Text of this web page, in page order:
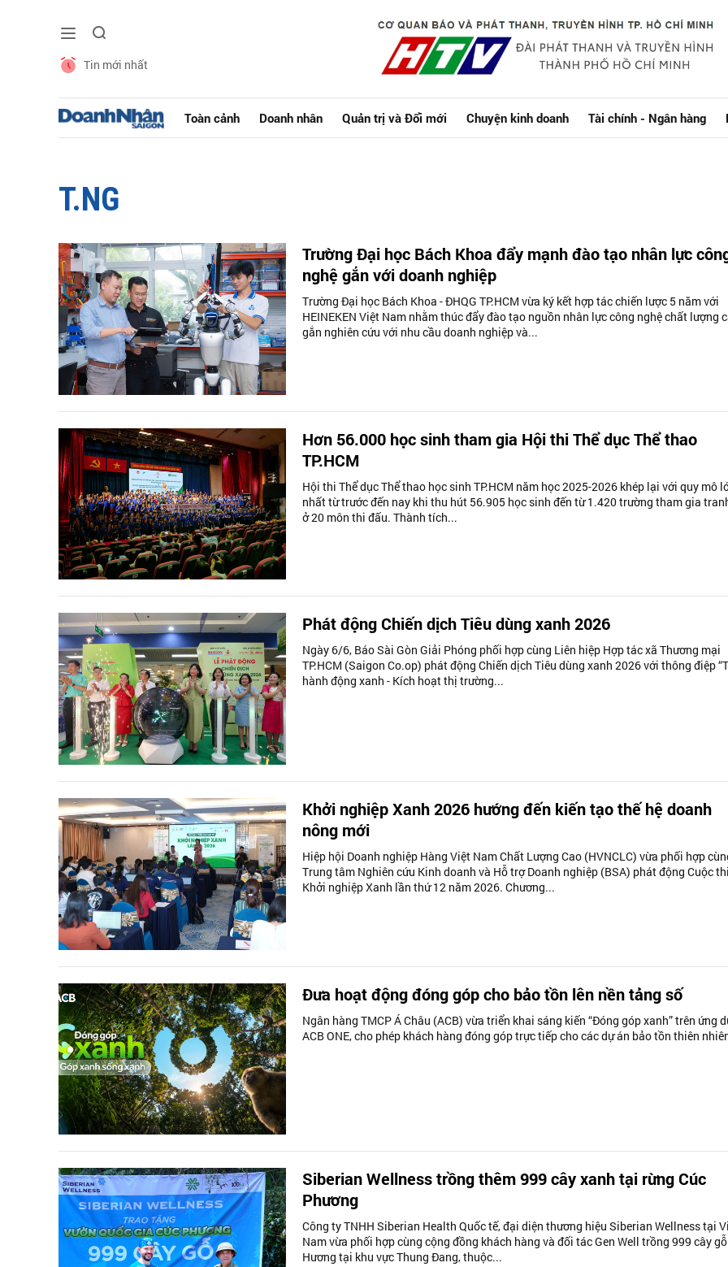
Tin mới nhất
Toàn cảnh Doanh nhân Quản trị và Đổi mới Chuyện kinh doanh Tài chính - Ngân hàng
T.NG
Trường Đại học Bách Khoa đẩy mạnh đào tạo nhân lực
nghệ gắn với doanh nghiệp
Trường Đại học Bách Khoa - ĐHQG TP.HCM vừa ký kết hợp tác chiến lược 5 năm với
HEINEKEN Việt Nam nhằm thúc đẩy đào tạo nguồn nhân lực công nghệ chất lượng
gắn nghiên cứu với nhu cầu doanh nghiệp và...
Hơn 56.000 học sinh tham gia Hội thi Thể dục Thể thao
TP.HCM
Hội thi Thể dục Thể thao học sinh TP.HCM năm học 2025-2026 khép lại với quy mô
nhất từ trước đến nay khi thu hút 56.905 học sinh đến từ 1.420 trường tham gia
ở 20 môn thi đấu. Thành tích...
Phát động Chiến dịch Tiêu dùng xanh 2026
Ngày 6/6, Báo Sài Gòn Giải Phóng phối hợp cùng Liên hiệp Hợp tác xã Thương mại
TP.HCM (Saigon Co.op) phát động Chiến dịch Tiêu dùng xanh 2026 với thông điệp
hành động xanh - Kích hoạt thị trường...
Khởi nghiệp Xanh 2026 hướng đến kiến tạo thế hệ doanh
nông mới
Hiệp hội Doanh nghiệp Hàng Việt Nam Chất Lượng Cao (HVNCLC) vừa phối hợp
Trung tâm Nghiên cứu Kinh doanh và Hỗ trợ Doanh nghiệp (BSA) phát động Cuộc thi
Khởi nghiệp Xanh lần thứ 12 năm 2026. Chương...
Đưa hoạt động đóng góp cho bảo tồn lên nền tảng số
Ngân hàng TMCP Á Châu (ACB) vừa triển khai sáng kiến “Đóng góp xanh” trên ứng
ACB ONE, cho phép khách hàng đóng góp trực tiếp cho các dự án bảo tồn thiên
Siberian Wellness trồng thêm 999 cây xanh tại rừng Cúc
Phương
Công ty TNHH Siberian Health Quốc tế, đại diện thương hiệu Siberian Wellness tại
Nam vừa phối hợp cùng cộng đồng khách hàng và đối tác Gen Well trồng 999 cây
Hương tại khu vực Thung Đang, thuộc...